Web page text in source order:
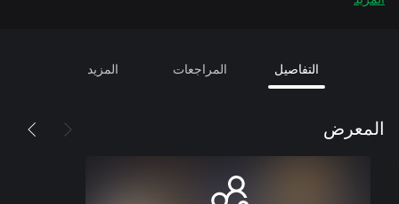
التفاصيل المراجعات المزيد
المعرض